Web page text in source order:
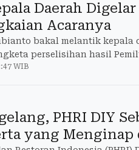
Daerah
Acaranya
bakal melantik
perselisihan hasil
WIB
PHRI DIY
yang